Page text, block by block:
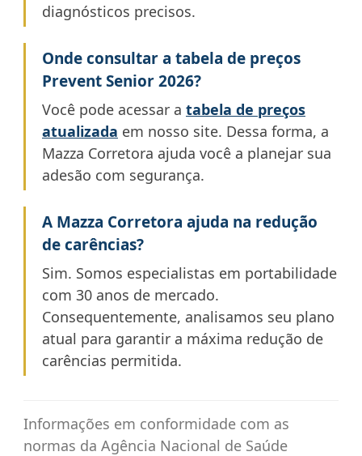
diagnósticos precisos.
Onde consultar a tabela de preços
Prevent Senior 2026?
Você pode acessar a tabela de preços
atualizada em nosso site. Dessa forma, a
Mazza Corretora ajuda você a planejar sua
adesão com segurança.
A Mazza Corretora ajuda na redução
de carências?
Sim. Somos especialistas em portabilidade
com 30 anos de mercado.
Consequentemente, analisamos seu plano
atual para garantir a máxima redução de
carências permitida.
Informações em conformidade com as
normas da Agência Nacional de Saúde